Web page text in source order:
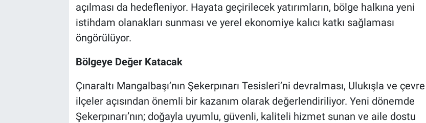
açılması da hedefleniyor. Hayata geçirilecek yatırımların, bölge halkına yeni
istihdam olanakları sunması ve yerel ekonomiye kalıcı katkı sağlaması
öngörülüyor.
Bölgeye Değer Katacak
Çınaraltı Mangalbaşı’nın Şekerpınarı Tesisleri’ni devralması, Ulukışla ve çevre
ilçeler açısından önemli bir kazanım olarak değerlendiriliyor. Yeni dönemde
Şekerpınarı’nın; doğayla uyumlu, güvenli, kaliteli hizmet sunan ve aile dostu